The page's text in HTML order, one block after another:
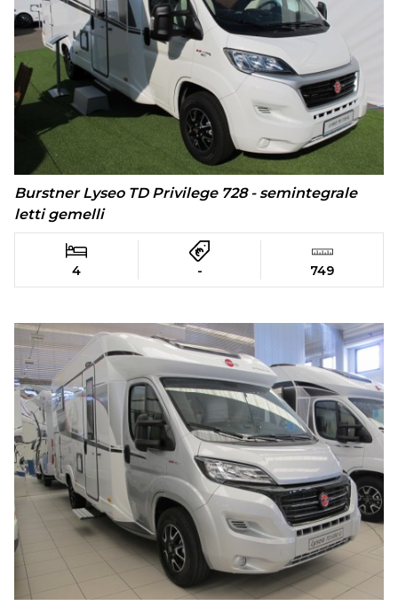
Burstner Lyseo TD Privilege 728 - semintegrale
letti gemelli
4 - 749